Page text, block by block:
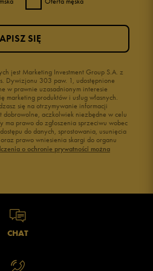
jest Marketing Investment Group S.A. z
Dywizjonu 303 paw. 1, udostępnione
w prawnie uzasadnionym interesie
marketing produktów i usług własnych.
się na otrzymywanie informacji
dobrowolne, aczkolwiek niezbędne w celu
ma prawo do zgłoszenia sprzeciwu wobec
do danych, sprostowania, usunięcia
prawo wniesienia skargi do organu
o ochronie prywatności można
SIĘ
CHAT